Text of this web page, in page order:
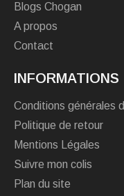
Blogs Chogan
A propos
Contact
INFORMATIONS
Conditions générales
Politique de retour
Mentions Légales
Suivre mon colis
Plan du site